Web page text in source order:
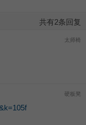
共有2条回复
太师椅
硬板凳